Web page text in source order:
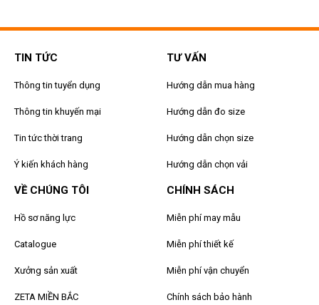
TIN TỨC
Thông tin tuyển dụng
Thông tin khuyến mại
Tin tức thời trang
Ý kiến khách hàng
TƯ VẤN
Hướng dẫn mua hàng
Hướng dẫn đo size
Hướng dẫn chọn size
Hướng dẫn chọn vải
VỀ CHÚNG TÔI
Hồ sơ năng lực
Catalogue
Xưởng sản xuất
ZETA MIỀN BẮC
CHÍNH SÁCH
Miễn phí may mẫu
Miễn phí thiết kế
Miễn phí vận chuyển
Chính sách bảo hành